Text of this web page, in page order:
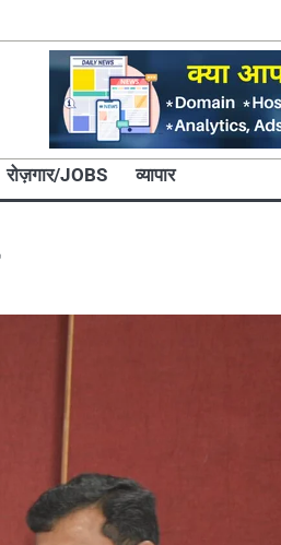
रोज़गार/JOBS व्यापार